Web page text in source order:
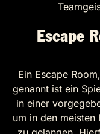
Escape
Ein Escape
genannt ist ein
in einer
um in den meisten